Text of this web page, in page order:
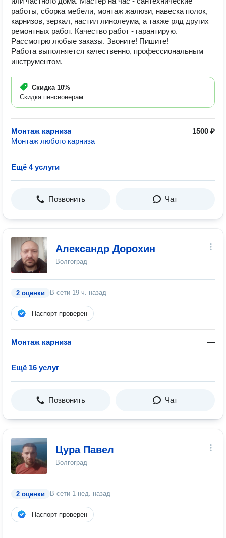
работы, сборка мебели, монтаж жалюзи, навеска полок,
карнизов, зеркал, настил линолеума, а также ряд других
ремонтных работ. Качество работ - гарантирую.
Рассмотрю любые заказы. Звоните! Пишите!
Работа выполняется качественно, профессиональным
инструментом.
Скидка 10%
Скидка пенсионерам
Монтаж карниза
1500 ₽
Монтаж любого карниза
Ещё 4 услуги
Позвонить Чат
Александр Дорохин
Волгоград
2 оценки В сети 19 ч. назад
Паспорт проверен
Монтаж карниза —
Ещё 16 услуг
Позвонить Чат
Цура Павел
Волгоград
2 оценки В сети 1 нед. назад
Паспорт проверен